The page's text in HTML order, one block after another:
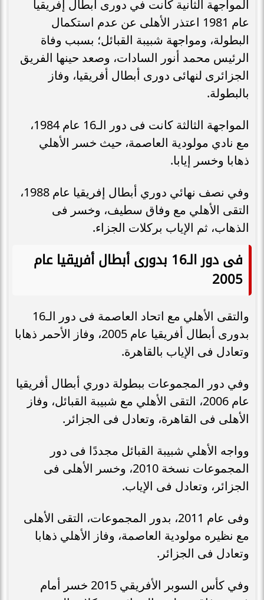
المواجهة الثانية كانت في دورى أبطال إفريقيا
عام 1981 اعتذر الأهلى عن عدم استكمال
البطولة، ومواجهة شبيبة القبائل؛ بسبب وفاة
الرئيس محمد أنور السادات، وصعد حينها الفريق
الجزائرى لنهائى دورى أبطال أفريقيا، وفاز
بالبطولة.
المواجهة الثالثة كانت فى دور الـ16 عام 1984،
مع نادي مولودية العاصمة، حيث خسر الأهلي
ذهابا وخسر إيابا.
وفي نصف نهائي دوري أبطال إفريقيا عام 1988،
التقى الأهلي مع وفاق سطيف، وخسر فى
الذهاب، ثم الإياب بركلات الجزاء.
فى دور الـ16 بدورى أبطال أفريقيا عام
2005
والتقى الأهلي مع اتحاد العاصمة فى دور الـ16
بدورى أبطال أفريقيا عام 2005، وفاز الأحمر ذهابا
وتعادل فى الإياب بالقاهرة.
وفي دور المجموعات ببطولة دوري أبطال أفريقيا
عام 2006، التقى الأهلي مع شبيبة القبائل، وفاز
الأهلى فى القاهرة، وتعادل فى الجزائر.
وواجه الأهلي شبيبة القبائل مجددًا فى دور
المجموعات نسخة 2010، وخسر الأهلى فى
الجزائر، وتعادل فى الإياب.
وفى عام 2011، بدور المجموعات، التقى الأهلى
مع نظيره مولودية العاصمة، وفاز الأهلي ذهابا
وتعادل فى الجزائر.
وفي كأس السوبر الأفريقي 2015 خسر أمام